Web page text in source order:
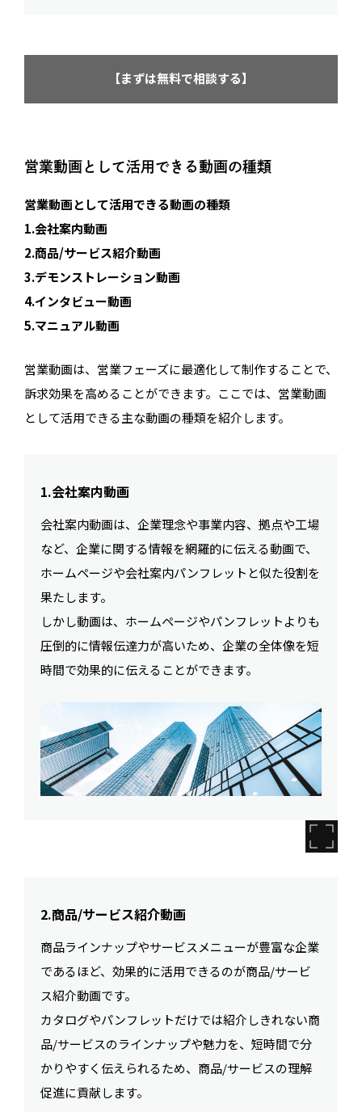
【まずは無料で相談する】
営業動画として活用できる動画の種類
営業動画として活用できる動画の種類
1.会社案内動画
2.商品/サービス紹介動画
3.デモンストレーション動画
4.インタビュー動画
5.マニュアル動画
営業動画は、営業フェーズに最適化して制作することで、
訴求効果を高めることができます。ここでは、営業動画
として活用できる主な動画の種類を紹介します。
1.会社案内動画
会社案内動画は、企業理念や事業内容、拠点や工場
など、企業に関する情報を網羅的に伝える動画で、
ホームページや会社案内パンフレットと似た役割を
果たします。
しかし動画は、ホームページやパンフレットよりも
圧倒的に情報伝達力が高いため、企業の全体像を短
時間で効果的に伝えることができます。
2.商品/サービス紹介動画
商品ラインナップやサービスメニューが豊富な企業
であるほど、効果的に活用できるのが商品/サービ
ス紹介動画です。
カタログやパンフレットだけでは紹介しきれない商
品/サービスのラインナップや魅力を、短時間で分
かりやすく伝えられるため、商品/サービスの理解
促進に貢献します。